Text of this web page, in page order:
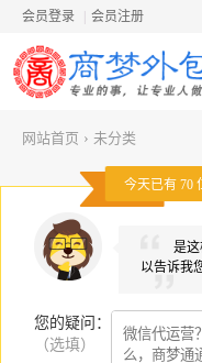
会员登录 会员注册
网站首页 › 未分类
今天已有 70
是这
以告诉我
您的疑问
（选填）
：